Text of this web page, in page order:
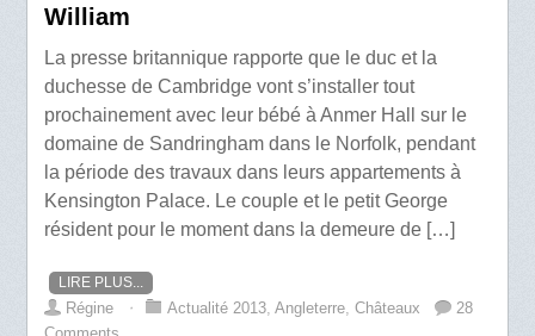
William
La presse britannique rapporte que le duc et la
duchesse de Cambridge vont s’installer tout
prochainement avec leur bébé à Anmer Hall sur le
domaine de Sandringham dans le Norfolk, pendant
la période des travaux dans leurs appartements à
Kensington Palace. Le couple et le petit George
résident pour le moment dans la demeure de […]
LIRE PLUS...
Régine ⋅ Actualité 2013 ,Angleterre ,Châteaux
28